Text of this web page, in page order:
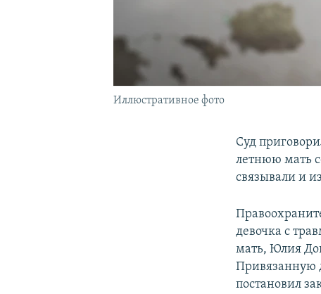
Иллюстративное фото
Суд
летнюю мать
связывали и
девочка с
мать, Юлия
Привязанную
постановил